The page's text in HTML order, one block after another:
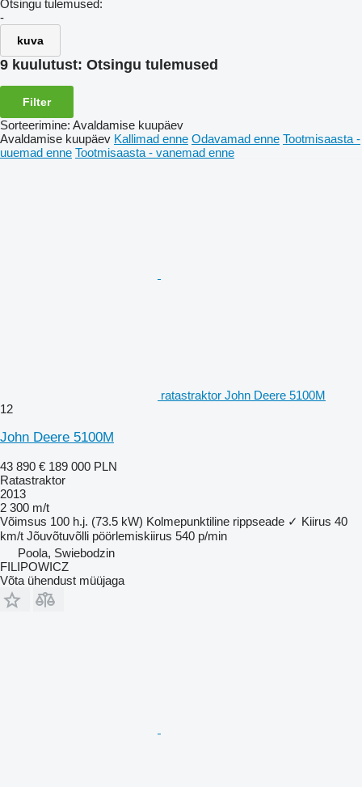
Otsingu tulemused:
-
kuva
9 kuulutust: Otsingu tulemused
Filter
Sorteerimine: Avaldamise kuupäev
Avaldamise kuupäev Kallimad enne Odavamad enne Tootmisaasta -
uuemad enne Tootmisaasta - vanemad enne
ratastraktor John Deere 5100M
12
John Deere 5100M
43 890 € 189 000 PLN
Ratastraktor
2013
2 300 m/t
Võimsus 100 h.j. (73.5 kW) Kolmepunktiline rippseade ✓ Kiirus 40
km/t Jõuvõtuvõlli pöörlemiskiirus 540 p/min
Poola, Swiebodzin
FILIPOWICZ
Võta ühendust müüjaga